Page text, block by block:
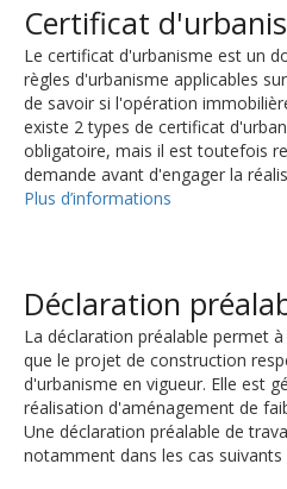
Certificat
Le certificat d'urbanisme est un
règles d'urbanisme applicables
de savoir si l'opération
existe 2 types de certificat
obligatoire, mais il est toutefois
demande avant d'engager la
Plus d’informations
Déclaration
La déclaration préalable permet
que le projet de construction
d'urbanisme en vigueur. Elle est
réalisation d'aménagement de
Une déclaration préalable de
notamment dans les cas suivants